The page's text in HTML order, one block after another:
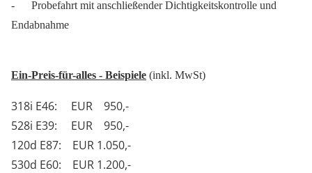
- Probefahrt mit anschließender Dichtigkeitskontrolle und
Endabnahme
Ein-Preis-für-alles - Beispiele (inkl. MwSt)
318i E46: EUR
950,-
528i E39:
EUR
950,-
120d E87:
EUR 1.050,-
530d E60:
EUR 1.200,-